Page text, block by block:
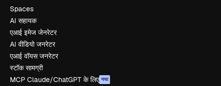
Spaces
AI सहायक
एआई इमेज जेनरेटर
AI वीडियो जनरेटर
एआई वॉयस जनरेटर
स्टॉक सामग्री
MCP Claude/ChatGPT के लिए नया